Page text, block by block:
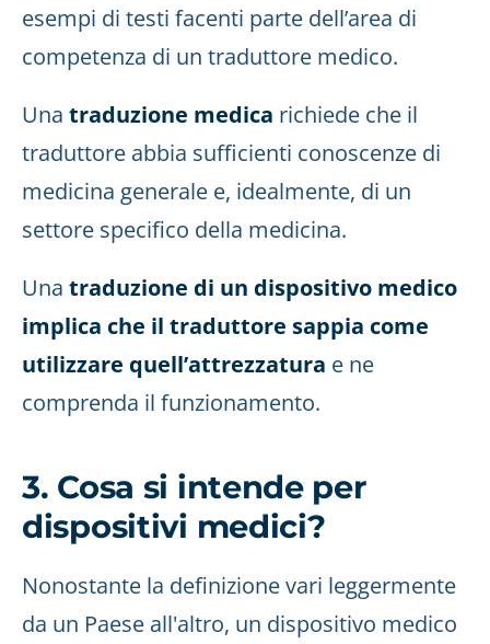
esempi di testi facenti parte dell’area di
competenza di un traduttore medico.
Una traduzione medica richiede che il
traduttore abbia sufficienti conoscenze di
medicina generale e, idealmente, di un
settore specifico della medicina.
Una traduzione di un dispositivo medico
implica che il traduttore sappia come
utilizzare quell’attrezzatura e ne
comprenda il funzionamento.
3. Cosa si intende per
dispositivi medici?
Nonostante la definizione vari leggermente
da un Paese all'altro, un dispositivo medico